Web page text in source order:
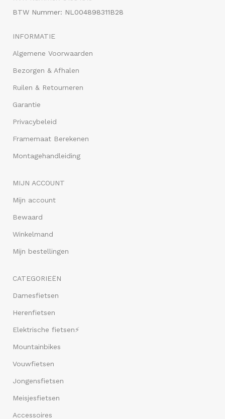
BTW Nummer: NL004898311B28
INFORMATIE
Algemene Voorwaarden
Bezorgen & Afhalen
Ruilen & Retourneren
Garantie
Privacybeleid
Framemaat Berekenen
Montagehandleiding
MIJN ACCOUNT
Mijn account
Bewaard
Winkelmand
Mijn bestellingen
CATEGORIEËN
Damesfietsen
Herenfietsen
Elektrische fietsen⚡
Mountainbikes
Vouwfietsen
Jongensfietsen
Meisjesfietsen
Accessoires